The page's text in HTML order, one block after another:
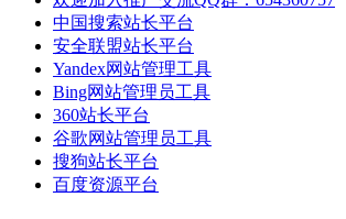
中国搜索站长平台
安全联盟站长平台
Yandex网站管理工具
Bing网站管理员工具
360站长平台
谷歌网站管理员工具
搜狗站长平台
百度资源平台